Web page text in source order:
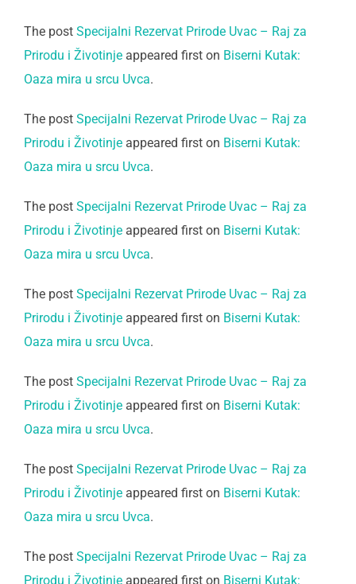
The post Specijalni Rezervat Prirode Uvac – Raj za
Prirodu i Životinje appeared first on Biserni Kutak:
Oaza mira u srcu Uvca.
The post Specijalni Rezervat Prirode Uvac – Raj za
Prirodu i Životinje appeared first on Biserni Kutak:
Oaza mira u srcu Uvca.
The post Specijalni Rezervat Prirode Uvac – Raj za
Prirodu i Životinje appeared first on Biserni Kutak:
Oaza mira u srcu Uvca.
The post Specijalni Rezervat Prirode Uvac – Raj za
Prirodu i Životinje appeared first on Biserni Kutak:
Oaza mira u srcu Uvca.
The post Specijalni Rezervat Prirode Uvac – Raj za
Prirodu i Životinje appeared first on Biserni Kutak:
Oaza mira u srcu Uvca.
The post Specijalni Rezervat Prirode Uvac – Raj za
Prirodu i Životinje appeared first on Biserni Kutak:
Oaza mira u srcu Uvca.
The post Specijalni Rezervat Prirode Uvac – Raj za
Prirodu i Životinje appeared first on Biserni Kutak: